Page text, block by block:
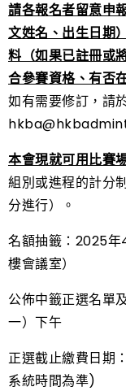
請各報名者留意申
文姓名、出生日期
料（如果已註冊或
合參賽資格、有否
如有需要修訂，請
本會現就可用比賽
組別或進程的計分
分進行）。
名額抽籤：2025年
樓會議室）
公佈中籤正選名單
一）下午
正選截止繳費日期
系統時間為準)